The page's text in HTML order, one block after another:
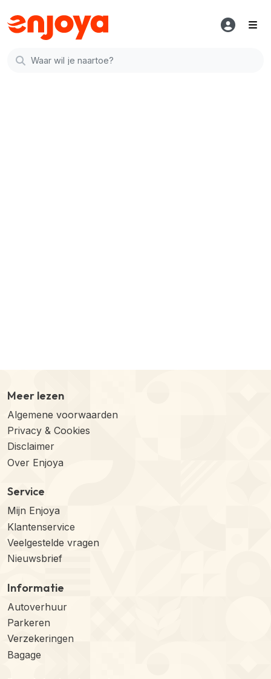
Meer lezen
Algemene voorwaarden
Privacy & Cookies
Disclaimer
Over Enjoya
Service
Mijn Enjoya
Klantenservice
Veelgestelde vragen
Nieuwsbrief
Informatie
Autoverhuur
Parkeren
Verzekeringen
Bagage